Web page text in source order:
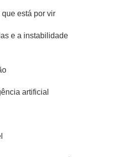
está por vir
e a instabilidade
artificial